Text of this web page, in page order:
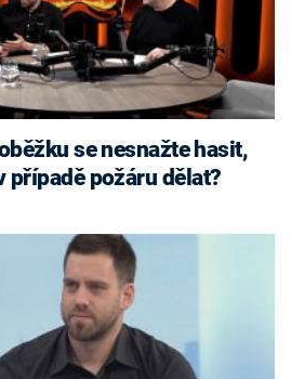
případě požáru dělat?